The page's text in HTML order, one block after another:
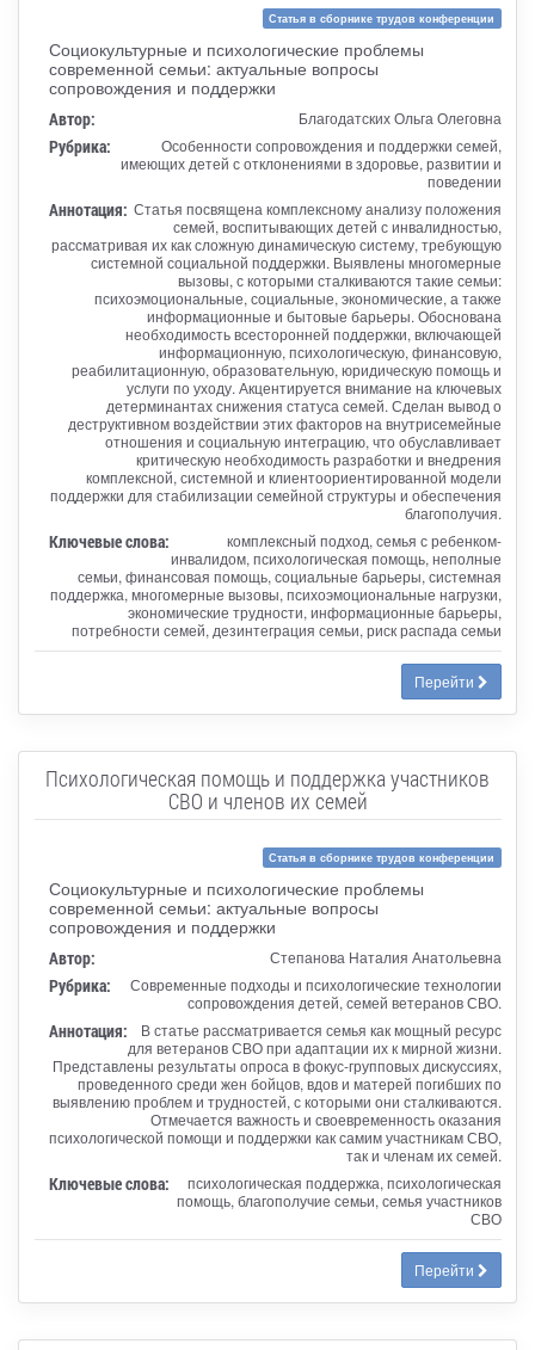
Статья в сборнике трудов конференции
Социокультурные и психологические проблемы
современной семьи: актуальные вопросы
сопровождения и поддержки
Автор: Благодатских Ольга Олеговна
Рубрика:
Особенности сопровождения и поддержки семей,
имеющих детей с отклонениями в здоровье, развитии и
поведении
Аннотация: Статья посвящена комплексному анализу положения
семей, воспитывающих детей с инвалидностью,
рассматривая их как сложную динамическую систему, требующую
системной социальной поддержки. Выявлены многомерные
вызовы, с которыми сталкиваются такие семьи:
психоэмоциональные, социальные, экономические, а также
информационные и бытовые барьеры. Обоснована
необходимость всесторонней поддержки, включающей
информационную, психологическую, финансовую,
реабилитационную, образовательную, юридическую помощь и
услуги по уходу. Акцентируется внимание на ключевых
детерминантах снижения статуса семей. Сделан вывод о
деструктивном воздействии этих факторов на внутрисемейные
отношения и социальную интеграцию, что обуславливает
критическую необходимость разработки и внедрения
комплексной, системной и клиентоориентированной модели
поддержки для стабилизации семейной структуры и обеспечения
благополучия.
Ключевые слова:
комплексный подход, семья с ребенком-
инвалидом, психологическая помощь, неполные
семьи, финансовая помощь, социальные барьеры, системная
поддержка, многомерные вызовы, психоэмоциональные нагрузки,
экономические трудности, информационные барьеры,
потребности семей, дезинтеграция семьи, риск распада семьи
Перейти
Психологическая помощь и поддержка участников
СВО и членов их семей
Статья в сборнике трудов конференции
Социокультурные и психологические проблемы
современной семьи: актуальные вопросы
сопровождения и поддержки
Автор: Степанова Наталия Анатольевна
Рубрика:
Современные подходы и психологические технологии
сопровождения детей, семей ветеранов СВО.
Аннотация:
В статье рассматривается семья как мощный ресурс
для ветеранов СВО при адаптации их к мирной жизни.
Представлены результаты опроса в фокус-групповых дискуссиях,
проведенного среди жен бойцов, вдов и матерей погибших по
выявлению проблем и трудностей, с которыми они сталкиваются.
Отмечается важность и своевременность оказания
психологической помощи и поддержки как самим участникам СВО,
так и членам их семей.
Ключевые слова:
психологическая поддержка, психологическая
помощь, благополучие семьи, семья участников
СВО
Перейти